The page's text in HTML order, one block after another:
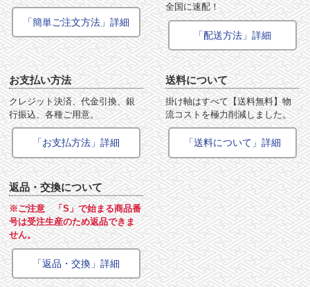
「簡単ご注文方法」詳細
全国に速配！
「配送方法」詳細
お支払い方法
クレジット決済、代金引換、銀
行振込、各種ご用意。
「お支払方法」詳細
送料について
掛け軸はすべて【送料無料】物
流コストを極力削減しました。
「送料について」詳細
返品・交換について
※ご注意 「S」で始まる商品番
号は受注生産のため返品できま
せん。
「返品・交換」詳細